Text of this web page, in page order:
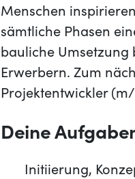
Menschen
sämtliche Phasen
bauliche
Erwerbern. Zum
Projektentwickler
Deine
Initiierung,